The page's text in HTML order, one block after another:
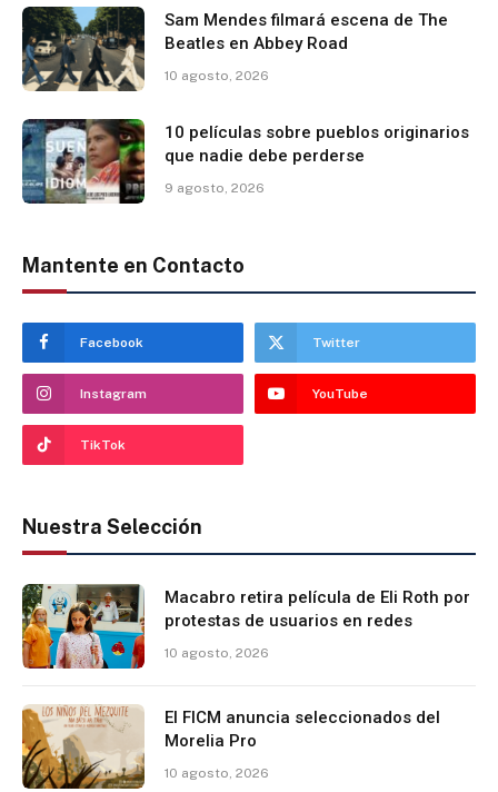
Sam Mendes filmará escena de The
Beatles en Abbey Road
10 agosto, 2026
10 películas sobre pueblos originarios
que nadie debe perderse
9 agosto, 2026
Mantente en Contacto
Facebook Twitter
Instagram YouTube
TikTok
Nuestra Selección
Macabro retira película de Eli Roth por
protestas de usuarios en redes
10 agosto, 2026
El FICM anuncia seleccionados del
Morelia Pro
10 agosto, 2026